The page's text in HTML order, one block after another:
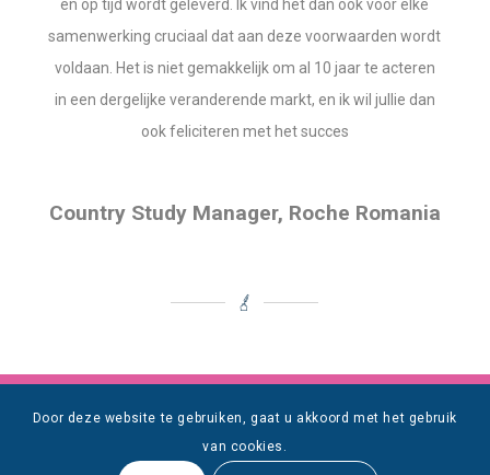
en op tijd wordt geleverd. Ik vind het dan ook voor elke
samenwerking cruciaal dat aan deze voorwaarden wordt
voldaan. Het is niet gemakkelijk om al 10 jaar te acteren
in een dergelijke veranderende markt, en ik wil jullie dan
ook feliciteren met het succes
Country Study Manager, Roche Romania
50.000.000+
Door deze website te gebruiken, gaat u akkoord met het gebruik
van cookies.